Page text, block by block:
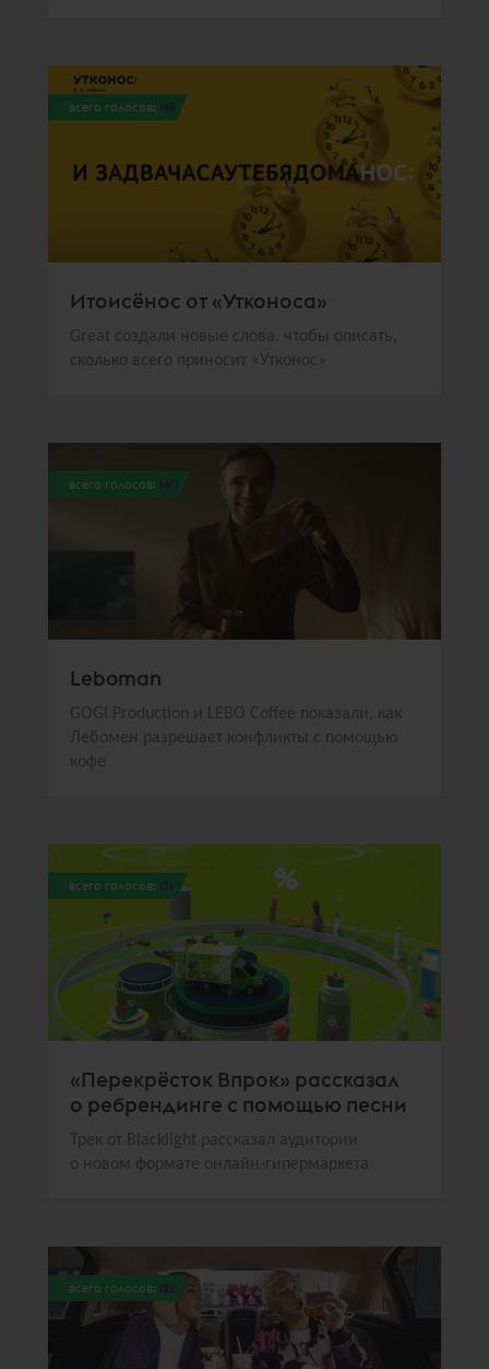
всего голосов: 142
Итоисёнос от «Утконоса»
Great создали новые слова, чтобы описать,
сколько всего приносит «Утконос»
всего голосов: 140
Leboman
GOGI Production и LEBO Coffee показали, как
Лебомен разрешает конфликты с помощью
кофе
всего голосов: 131
«Перекрёсток Впрок» рассказал
о ребрендинге с помощью песни
Трек от Blacklight рассказал аудитории
о новом формате онлайн-гипермаркета
всего голосов: 122